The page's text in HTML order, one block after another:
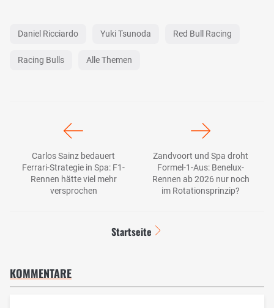
Daniel Ricciardo Yuki Tsunoda Red Bull Racing
Racing Bulls Alle Themen
Carlos Sainz bedauert
Ferrari-Strategie in Spa: F1-
Rennen hätte viel mehr
versprochen
Zandvoort und Spa droht
Formel-1-Aus: Benelux-
Rennen ab 2026 nur noch
im Rotationsprinzip?
Startseite
KOMMENTARE